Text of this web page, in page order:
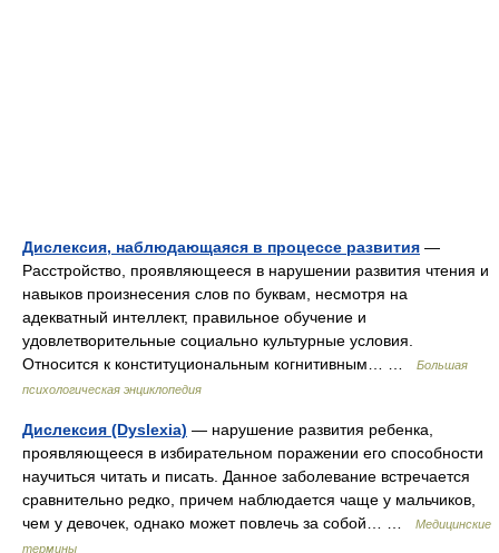
Дислексия, наблюдающаяся в процессе развития —
Расстройство, проявляющееся в нарушении развития чтения и
навыков произнесения слов по буквам, несмотря на
адекватный интеллект, правильное обучение и
удовлетворительные социально культурные условия.
Относится к конституциональным когнитивным… …
Большая
психологическая энциклопедия
Дислексия (Dyslexia) — нарушение развития ребенка,
проявляющееся в избирательном поражении его способности
научиться читать и писать. Данное заболевание встречается
сравнительно редко, причем наблюдается чаще у мальчиков,
чем у девочек, однако может повлечь за собой… …
Медицинские
термины